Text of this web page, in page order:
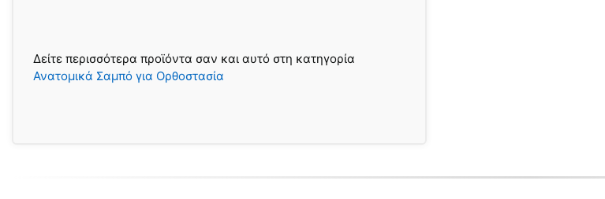
Δείτε περισσότερα προϊόντα σαν και αυτό στη κατηγορία
Ανατομικά Σαμπό για Ορθοστασία